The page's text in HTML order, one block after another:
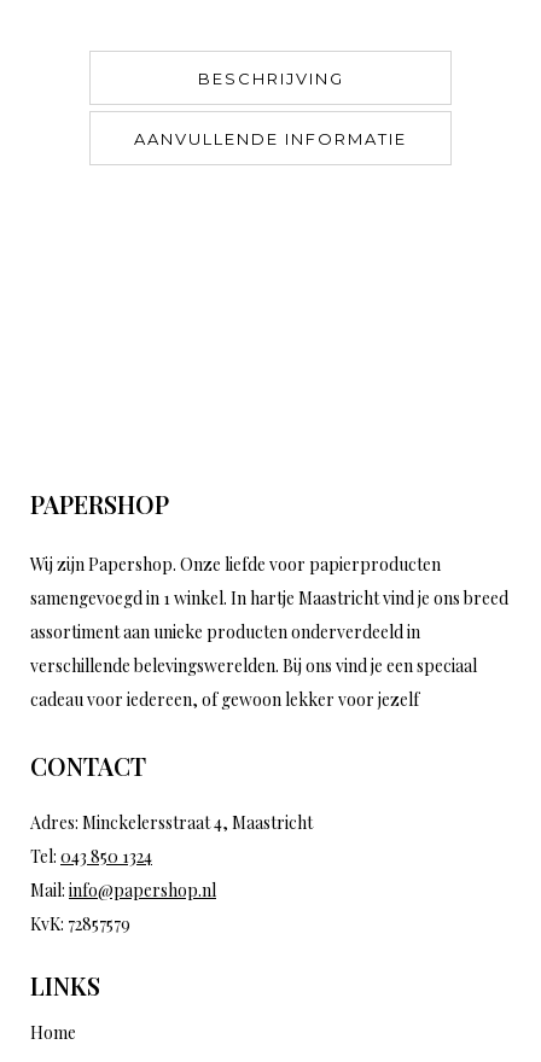
BESCHRIJVING
AANVULLENDE INFORMATIE
PAPERSHOP
Wij zijn Papershop. Onze liefde voor papierproducten
samengevoegd in 1 winkel. In hartje Maastricht vind je ons breed
assortiment aan unieke producten onderverdeeld in
verschillende belevingswerelden. Bij ons vind je een speciaal
cadeau voor iedereen, of gewoon lekker voor jezelf
CONTACT
Adres: Minckelersstraat 4, Maastricht
Tel: 043 850 1324
Mail: info@papershop.nl
KvK: 72857579
LINKS
Home